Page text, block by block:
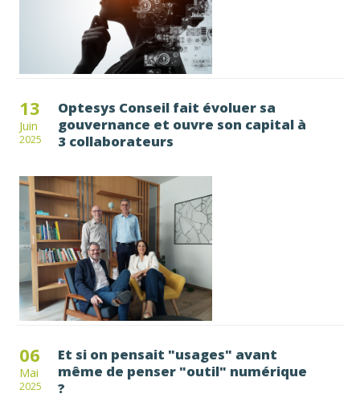
13
Juin
2025
Optesys Conseil fait évoluer sa
gouvernance et ouvre son capital à
3 collaborateurs
06
Mai
2025
Et si on pensait "usages" avant
même de penser "outil" numérique
?